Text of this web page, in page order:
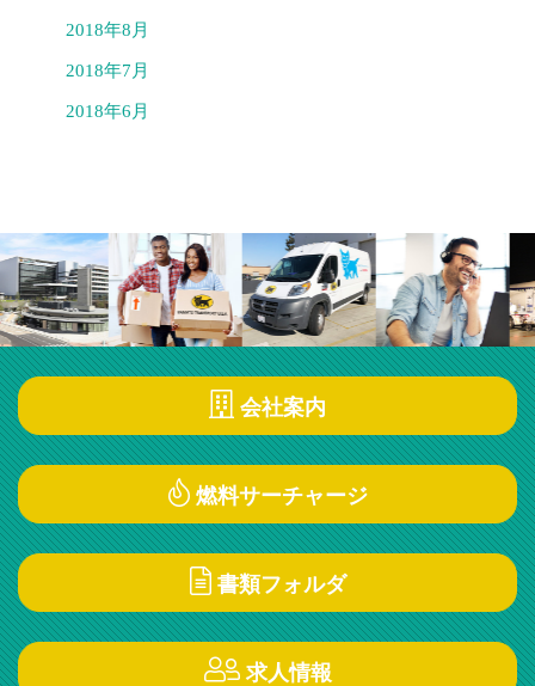
2018年8月
2018年7月
2018年6月
会社案内
燃料サーチャージ
書類フォルダ
求人情報